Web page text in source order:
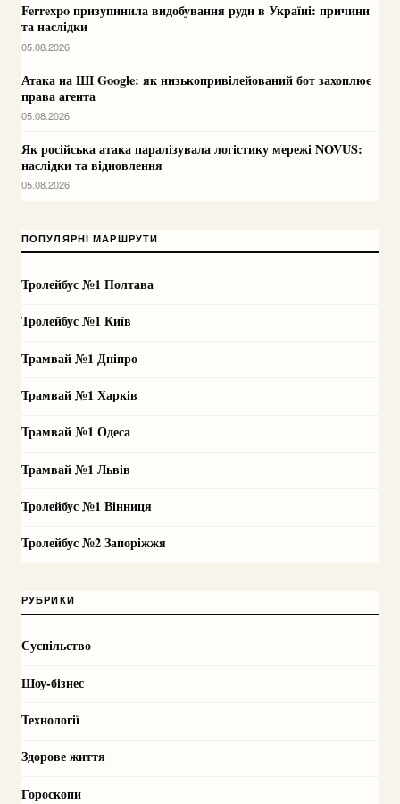
Ferrexpo призупинила видобування руди в Україні: причини
та наслідки
05.08.2026
Атака на ШІ Google: як низькопривілейований бот захоплює
права агента
05.08.2026
Як російська атака паралізувала логістику мережі NOVUS:
наслідки та відновлення
05.08.2026
ПОПУЛЯРНІ МАРШРУТИ
Тролейбус №1 Полтава
Тролейбус №1 Київ
Трамвай №1 Дніпро
Трамвай №1 Харків
Трамвай №1 Одеса
Трамвай №1 Львів
Тролейбус №1 Вінниця
Тролейбус №2 Запоріжжя
РУБРИКИ
Суспільство
Шоу-бізнес
Технології
Здорове життя
Гороскопи